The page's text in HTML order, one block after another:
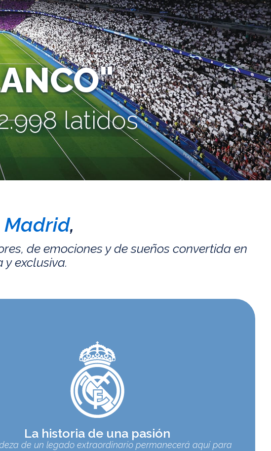
latidos
Madrid,
de emociones y de sueños convertida en
exclusiva.
La historia de una pasión
de un legado extraordinario permanecerá aquí para